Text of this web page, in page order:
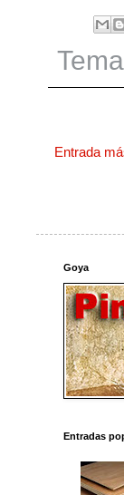
Entrada
Goya
Entradas